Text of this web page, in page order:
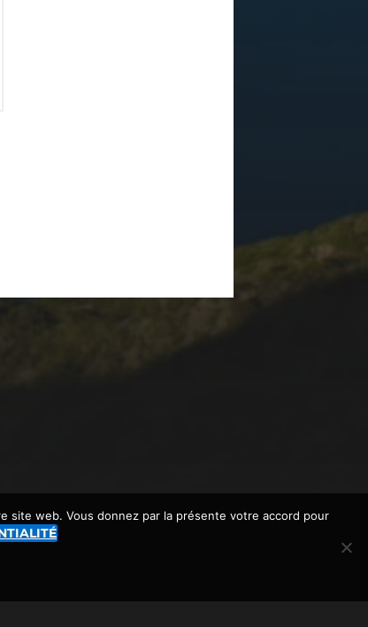
site web. Vous donnez par la présente votre accord pour